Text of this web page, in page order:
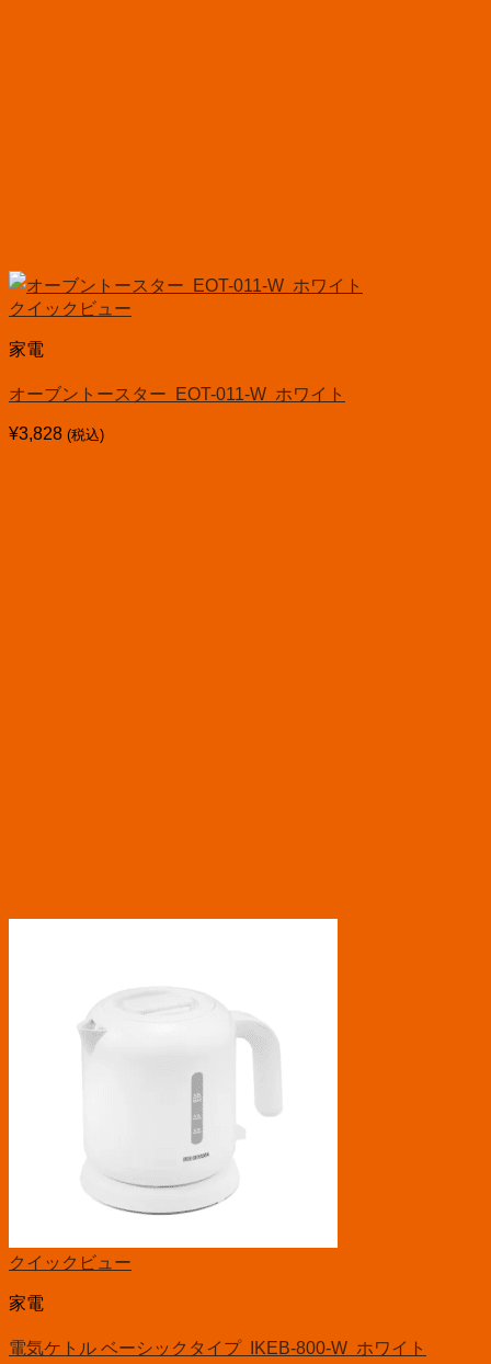
クイックビュー
家電
オーブントースター EOT-011-W ホワイト
¥3,828 (税込)
クイックビュー
家電
電気ケトル ベーシックタイプ IKEB-800-W ホワイト